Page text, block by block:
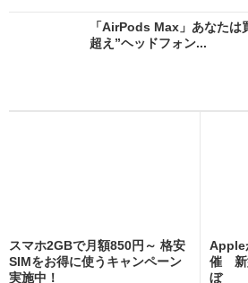
「AirPods Max」あなた
超え”ヘッドフォン...
スマホ2GBで月額850円～ 格安
SIMをお得に使うキャンペーン
実施中！
Apple
催 新
ぼ